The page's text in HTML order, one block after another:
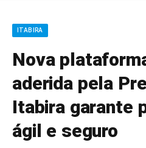
ITABIRA
Nova
aderida pela
Itabira garante
ágil e seguro